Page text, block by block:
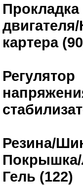
Прокладка
картера
Регулятор
Резина/
Покрышка/
Гель (122)